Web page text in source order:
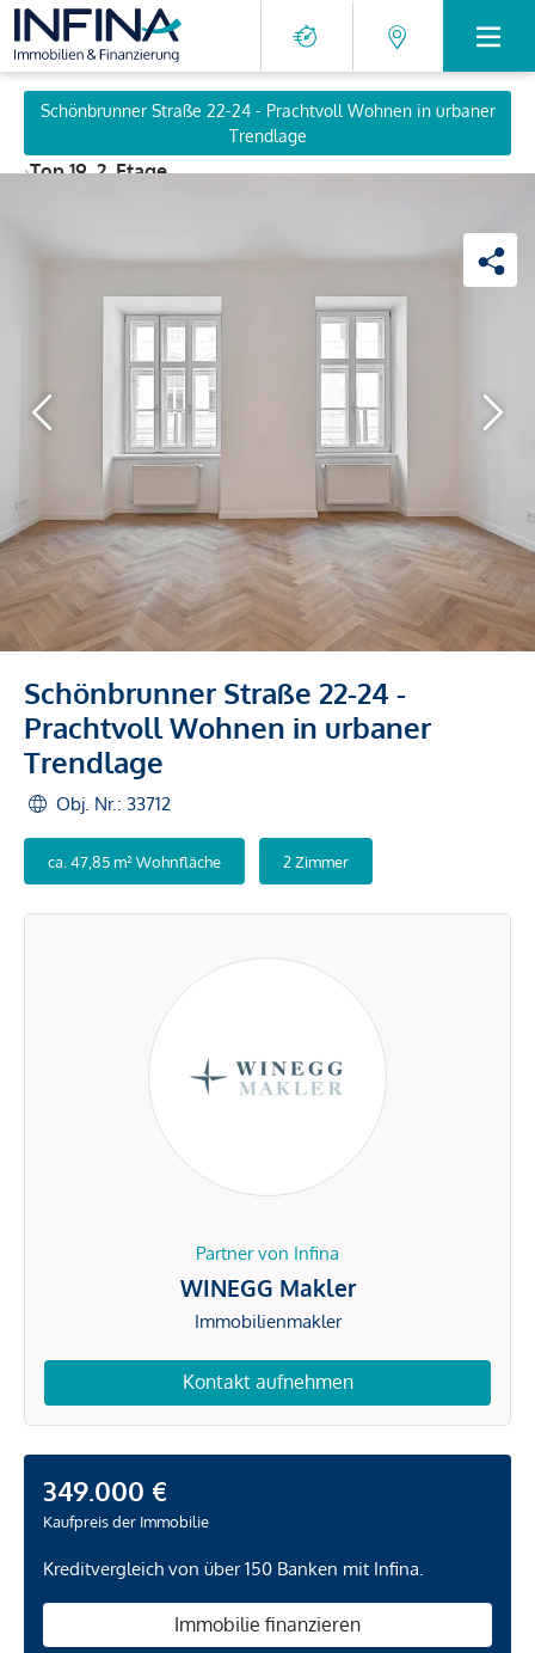
Schönbrunner Straße 22-24 - Prachtvoll Wohnen in urbaner
Trendlage
›Top 19, 2. Etage
Schönbrunner Straße 22-24 -
Prachtvoll Wohnen in urbaner
Trendlage
Obj. Nr.: 33712
ca. 47,85 m² Wohnfläche 2 Zimmer
Partner von Infina
WINEGG Makler
Immobilienmakler
Kontakt aufnehmen
349.000 €
Kaufpreis der Immobilie
Kreditvergleich von über 150 Banken mit Infina.
Immobilie finanzieren